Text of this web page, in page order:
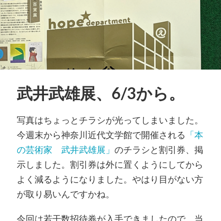
武井武雄展、6/3から。
写真はちょっとチラシが光ってしまいました。
今週末から神奈川近代文学館で開催される 「本
の芸術家 武井武雄展」 のチラシと割引券、掲
示しました。割引券は外に置くようにしてから
よく減るようになりました。やはり目がない方
が取り易いんですかね。
今回は若干数招待券が入手できましたので、当